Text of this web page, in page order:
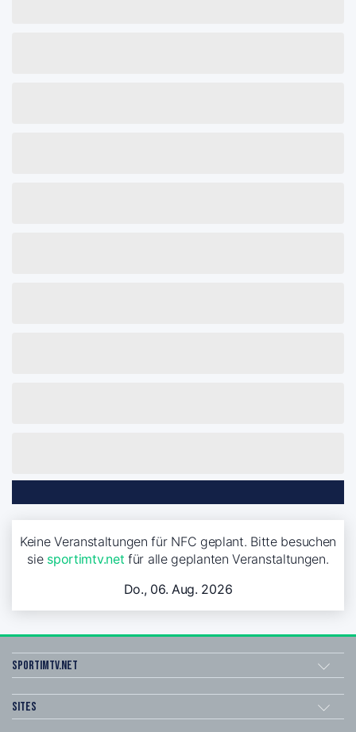
Keine Veranstaltungen für NFC geplant. Bitte besuchen
sie sportimtv.net für alle geplanten Veranstaltungen.
Do., 06. Aug. 2026
sportimtv.net
Sites